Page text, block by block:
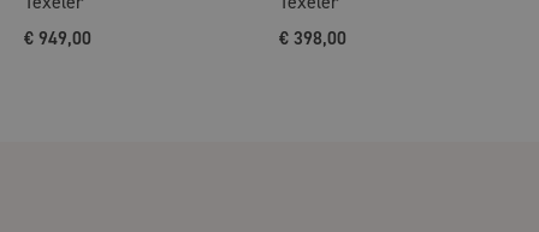
€ 949,00 € 398,00